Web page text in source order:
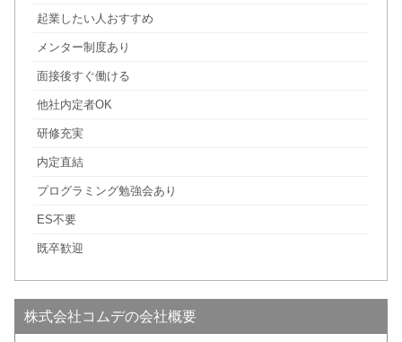
起業したい人おすすめ
メンター制度あり
面接後すぐ働ける
他社内定者OK
研修充実
内定直結
プログラミング勉強会あり
ES不要
既卒歓迎
株式会社コムデの会社概要